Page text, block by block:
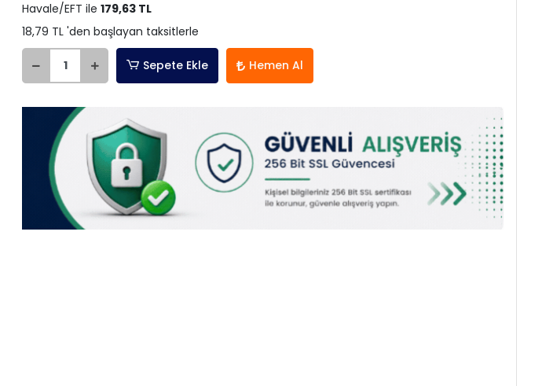
Havale/EFT ile 179,63 TL
18,79 TL 'den başlayan taksitlerle
Sepete Ekle Hemen Al